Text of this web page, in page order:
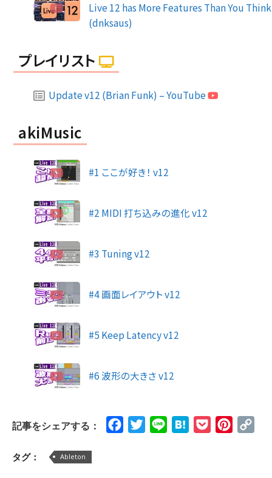
Live 12 has More Features Than You Think
(dnksaus)
プレイリスト
Update v12 (Brian Funk) – YouTube
akiMusic
#1 ここが好き！ v12
#2 MIDI 打ち込みの進化 v12
#3 Tuning v12
#4 画面レイアウト v12
#5 Keep Latency v12
#6 波形の大きさ v12
記事をシェアする： FacebookTwitterLine HatenaPocket
タグ： Ableton